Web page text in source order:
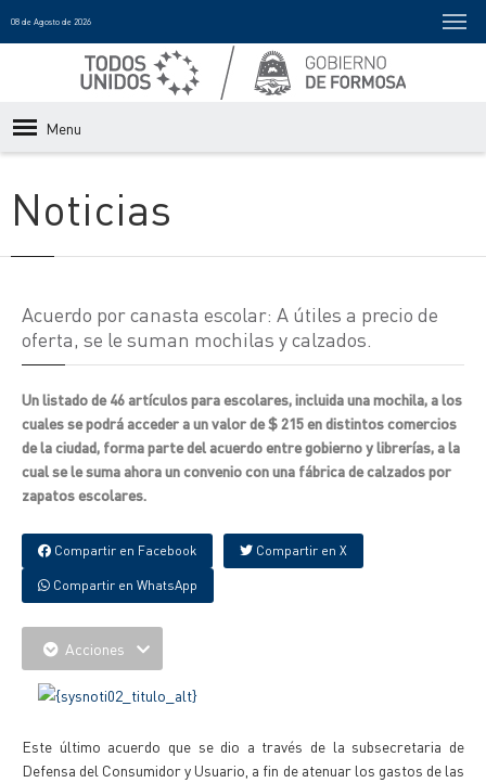
08 de Agosto de 2026
Menu
Noticias
Acuerdo por canasta escolar: A útiles a precio de
oferta, se le suman mochilas y calzados.
Un listado de 46 artículos para escolares, incluida una mochila, a los
cuales se podrá acceder a un valor de $ 215 en distintos comercios
de la ciudad, forma parte del acuerdo entre gobierno y librerías, a la
cual se le suma ahora un convenio con una fábrica de calzados por
zapatos escolares.
Compartir en Facebook Compartir en X
Compartir en WhatsApp
Acciones
Este último acuerdo que se dio a través de la subsecretaria de
Defensa del Consumidor y Usuario, a fin de atenuar los gastos de las